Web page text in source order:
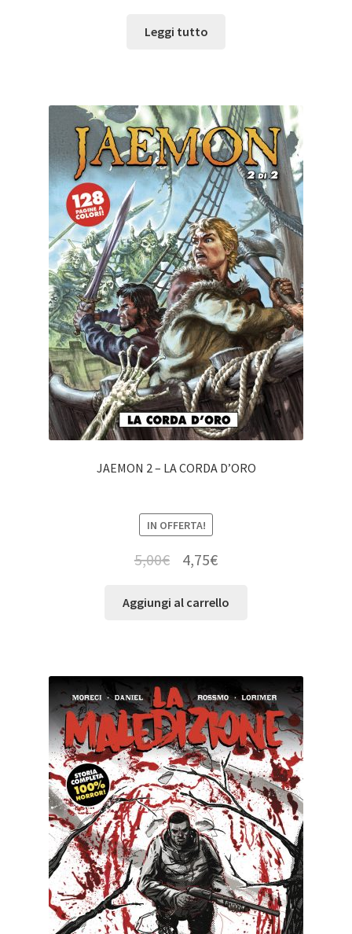
Leggi tutto
JAEMON 2 – LA CORDA D’ORO
IN OFFERTA!
5,00€ 4,75€
Aggiungi al carrello